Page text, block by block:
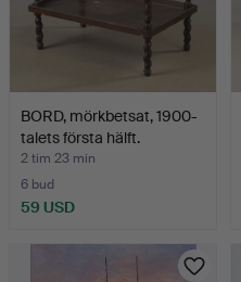
BORD, mörkbetsat, 1900-
talets första hälft.
2 tim 23 min
6 bud
59 USD